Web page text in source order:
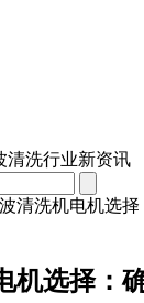
清洗行业新资讯
清洗机电机选
机选择：